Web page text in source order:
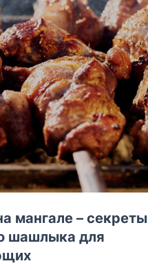
мангале – секреты
шашлыка для